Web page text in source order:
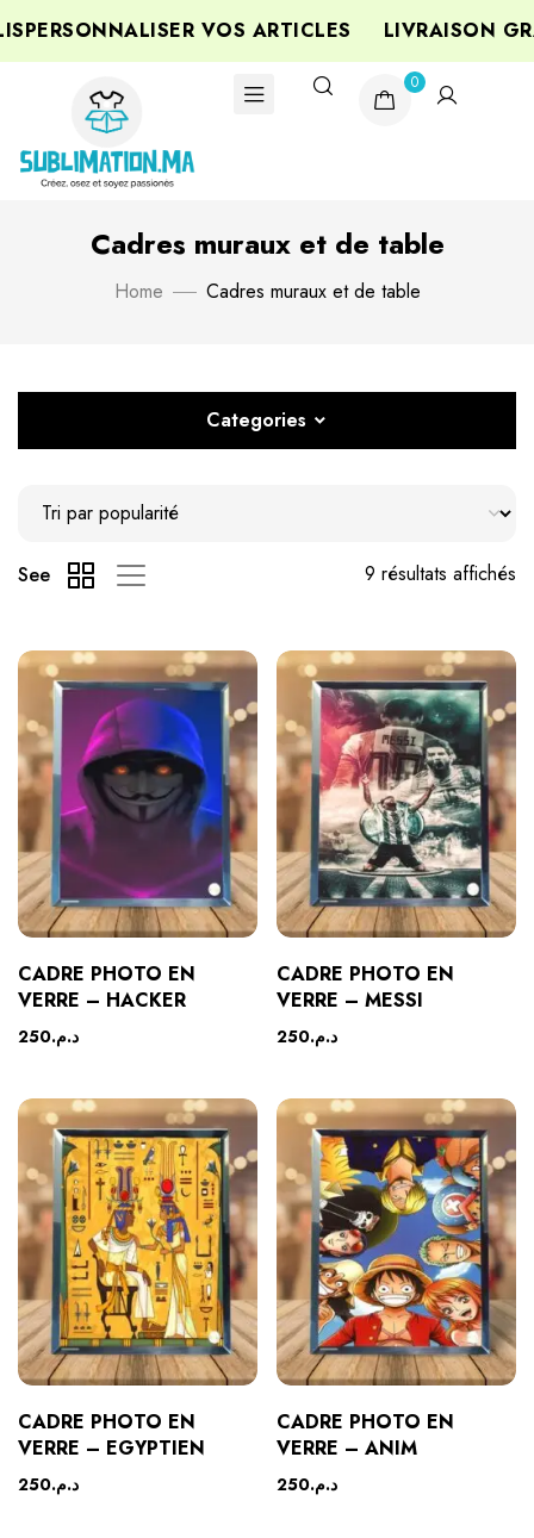
VOS ARTICLES LIVRAISON
0
Cadres muraux et de table
Home Cadres muraux et de table
Categories
9 résultats affichés
See
CADRE PHOTO EN
VERRE – HACKER
د.م.250
CADRE PHOTO EN
VERRE – MESSI
د.م.250
CADRE PHOTO EN
VERRE – EGYPTIEN
د.م.250
CADRE PHOTO EN
VERRE – ANIM
د.م.250